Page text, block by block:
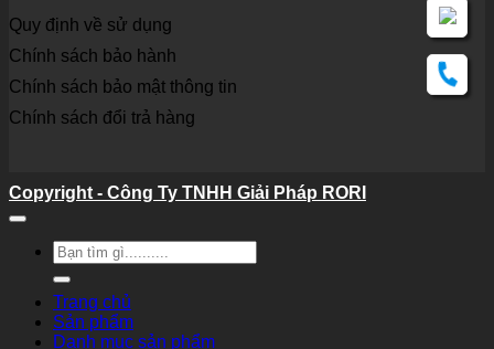
Quy định về sử dụng
Chính sách bảo hành
Chính sách bảo mật thông tin
Chính sách đổi trả hàng
Copyright - Công Ty TNHH Giải Pháp RORI
Tìm
kiếm:
Trang chủ
Sản phẩm
Danh mục sản phẩm